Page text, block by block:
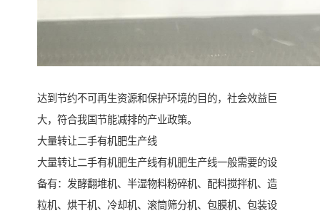
达到节约不可再生资源和保护环境的目的，社会效益巨
大，符合我国节能减排的产业政策。
大量转让二手有机肥生产线
大量转让二手有机肥生产线有机肥生产线一般需要的设
备有：发酵翻堆机、半湿物料粉碎机、配料搅拌机、造
粒机、烘干机、冷却机、滚筒筛分机、包膜机、包装设